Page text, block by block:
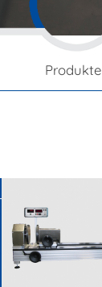
Produkte